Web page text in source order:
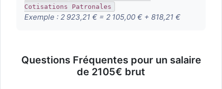
Cotisations Patronales
Exemple : 2 923,21 € = 2 105,00 € + 818,21 €
Questions Fréquentes pour un salaire
de 2105€ brut